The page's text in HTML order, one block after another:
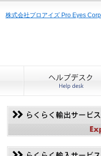
株式会社プロアイズ Pro Eyes